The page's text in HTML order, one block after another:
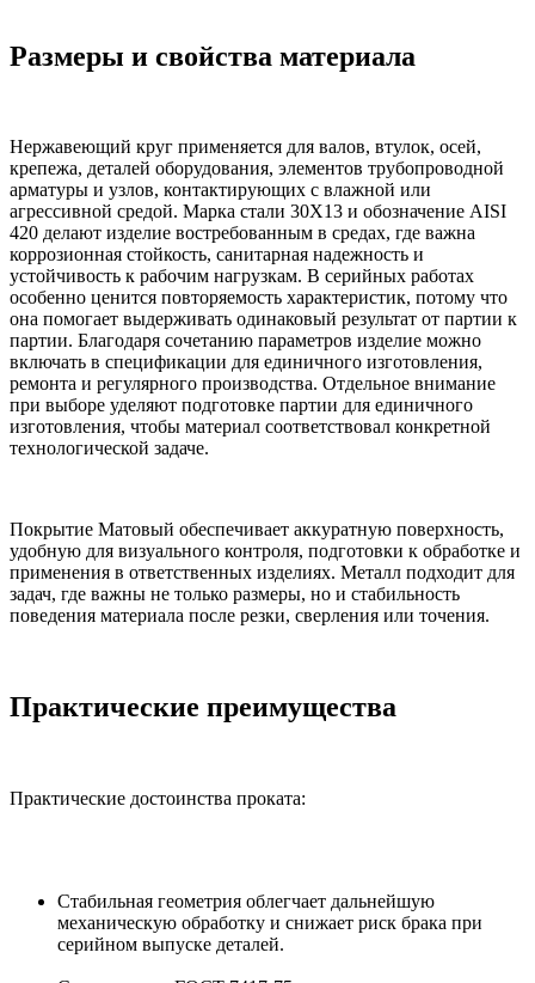
Размеры и свойства материала
Нержавеющий круг применяется для валов, втулок, осей,
крепежа, деталей оборудования, элементов трубопроводной
арматуры и узлов, контактирующих с влажной или
агрессивной средой. Марка стали 30Х13 и обозначение AISI
420 делают изделие востребованным в средах, где важна
коррозионная стойкость, санитарная надежность и
устойчивость к рабочим нагрузкам. В серийных работах
особенно ценится повторяемость характеристик, потому что
она помогает выдерживать одинаковый результат от партии к
партии. Благодаря сочетанию параметров изделие можно
включать в спецификации для единичного изготовления,
ремонта и регулярного производства. Отдельное внимание
при выборе уделяют подготовке партии для единичного
изготовления, чтобы материал соответствовал конкретной
технологической задаче.
Покрытие Матовый обеспечивает аккуратную поверхность,
удобную для визуального контроля, подготовки к обработке и
применения в ответственных изделиях. Металл подходит для
задач, где важны не только размеры, но и стабильность
поведения материала после резки, сверления или точения.
Практические преимущества
Практические достоинства проката:
Стабильная геометрия облегчает дальнейшую
механическую обработку и снижает риск брака при
серийном выпуске деталей.